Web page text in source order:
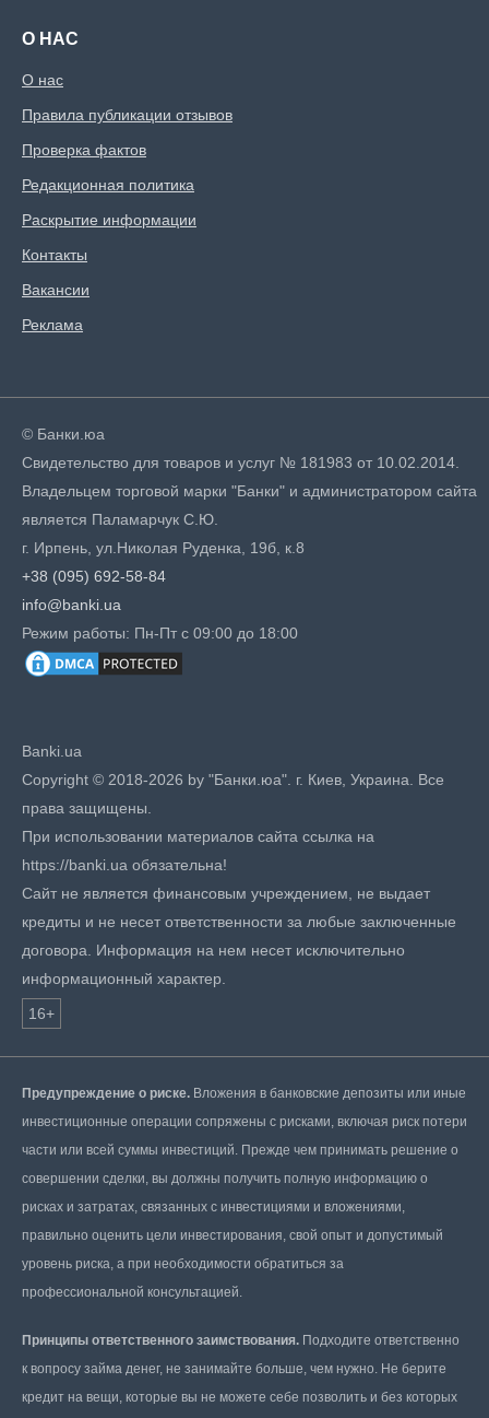
О НАС
О нас
Правила публикации отзывов
Проверка фактов
Редакционная политика
Раскрытие информации
Контакты
Вакансии
Реклама
© Банки.юа
Свидетельство для товаров и услуг № 181983 от 10.02.2014.
Владельцем торговой марки "Банки" и администратором сайта
является Паламарчук С.Ю.
г. Ирпень, ул.Николая Руденка, 19б, к.8
+38 (095) 692-58-84
info@banki.ua
Режим работы: Пн-Пт с 09:00 до 18:00
Banki.ua
Copyright © 2018-2026 by "Банки.юа". г. Киев, Украина. Все
права защищены.
При использовании материалов сайта ссылка на
https://banki.ua обязательна!
Сайт не является финансовым учреждением, не выдает
кредиты и не несет ответственности за любые заключенные
договора. Информация на нем несет исключительно
информационный характер.
16+
Предупреждение о риске. Вложения в банковские депозиты или иные
инвестиционные операции сопряжены с рисками, включая риск потери
части или всей суммы инвестиций. Прежде чем принимать решение о
совершении сделки, вы должны получить полную информацию о
рисках и затратах, связанных с инвестициями и вложениями,
правильно оценить цели инвестирования, свой опыт и допустимый
уровень риска, а при необходимости обратиться за
профессиональной консультацией.
Принципы ответственного заимствования. Подходите ответственно
к вопросу займа денег, не занимайте больше, чем нужно. Не берите
кредит на вещи, которые вы не можете себе позволить и без которых